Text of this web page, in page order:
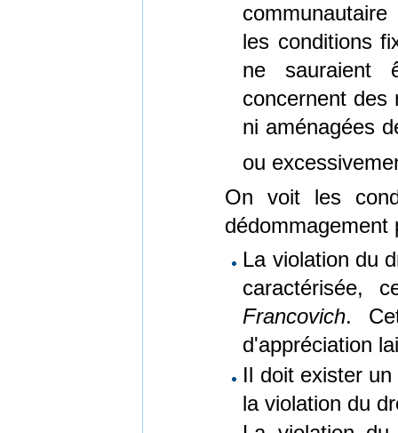
les conditions
ne sauraient
concernent des
ni aménagées
ou
On voit les
dédommagement
La violation du
caractérisée,
Francovich.
d'appréciation
Il doit exister
la violation du